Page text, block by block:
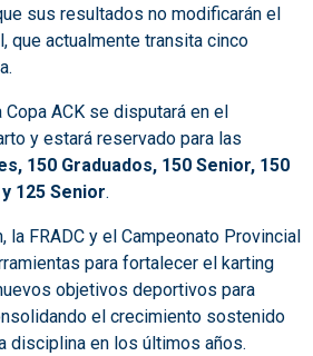
sus resultados no modificarán el
que actualmente transita cinco
ACK se disputará en el
y estará reservado para las
150 Graduados, 150 Senior, 150
125 Senior.
la FRADC y el Campeonato Provincial
para fortalecer el karting
objetivos deportivos para
el crecimiento sostenido
disciplina en los últimos años.